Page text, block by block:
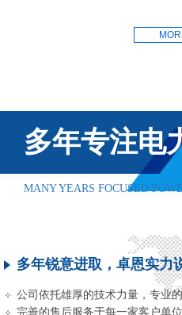
多年专注电
MANY YEARS FOCUSED
多年锐意进取，卓恩实力
公司依托雄厚的技术力量，专业
完善的售后服务于每一家客户单